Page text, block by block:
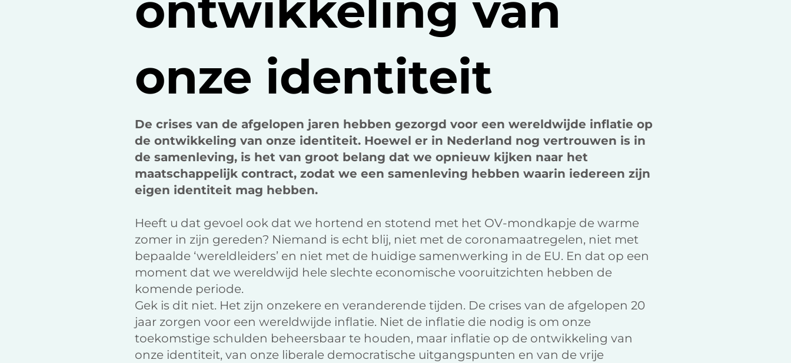
onze identiteit
De crises van de afgelopen jaren hebben gezorgd voor een wereldwijde inflatie op
de ontwikkeling van onze identiteit. Hoewel er in Nederland nog vertrouwen is in
de samenleving, is het van groot belang dat we opnieuw kijken naar het
maatschappelijk contract, zodat we een samenleving hebben waarin iedereen zijn
eigen identiteit mag hebben.
Heeft u dat gevoel ook dat we hortend en stotend met het OV-mondkapje de warme
zomer in zijn gereden? Niemand is echt blij, niet met de coronamaatregelen, niet met
bepaalde ‘wereldleiders’ en niet met de huidige samenwerking in de EU. En dat op een
moment dat we wereldwijd hele slechte economische vooruitzichten hebben de
komende periode.
Gek is dit niet. Het zijn onzekere en veranderende tijden. De crises van de afgelopen 20
jaar zorgen voor een wereldwijde inflatie. Niet de inflatie die nodig is om onze
toekomstige schulden beheersbaar te houden, maar inflatie op de ontwikkeling van
onze identiteit, van onze liberale democratische uitgangspunten en van de vrije